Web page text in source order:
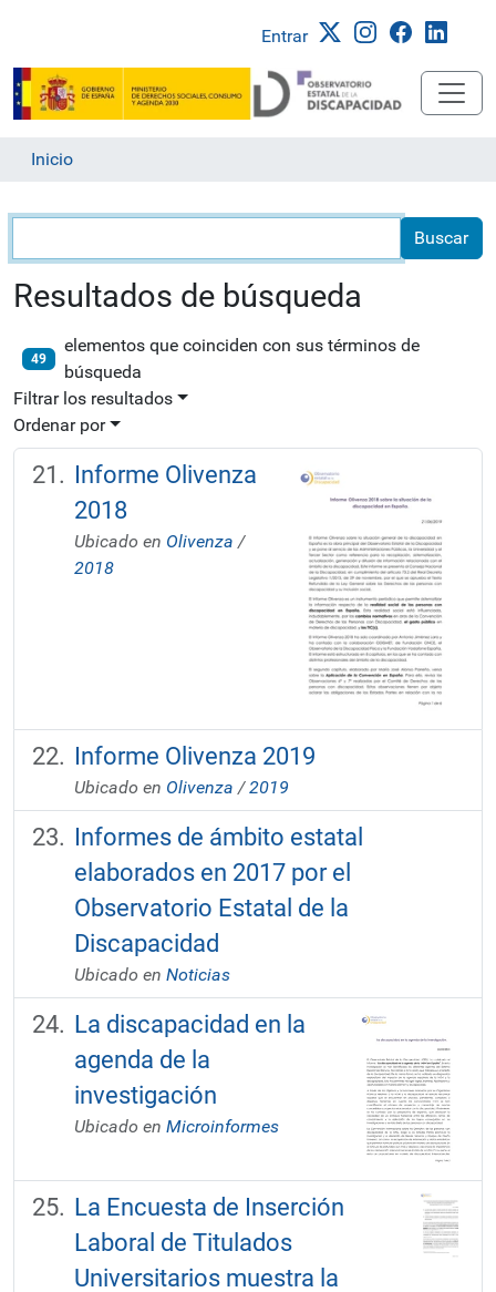
Entrar
Inicio
Resultados de búsqueda
49
elementos que coinciden con sus términos de
búsqueda
Filtrar los resultados
Ordenar por
Informe Olivenza
2018
Ubicado en Olivenza /
2018
Informe Olivenza 2019
Ubicado en Olivenza /2019
Informes de ámbito estatal
elaborados en 2017 por el
Observatorio Estatal de la
Discapacidad
Ubicado en Noticias
La discapacidad en la
agenda de la
investigación
Ubicado en Microinformes
La Encuesta de Inserción
Laboral de Titulados
Universitarios muestra la